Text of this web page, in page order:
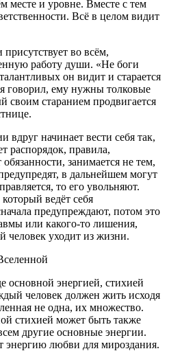
месте и уровне. Вместе с тем
Всё в целом видит
во всём,
работу души. «Не боги
он видит и старается
говорил, ему нужны толковые
старанием продвигается
вдруг начинает вести себя так,
распорядок, правила,
занимается не тем,
в дальнейшем могут
то его увольняют.
ведёт себя
предупреждают, потом это
или какого-то лишения,
человек уходит из жизни.
энергией, стихией
человек должен жить исходя
не одна, их множество.
стихией может быть также
другие основные энергии.
энергию любви для мироздания.